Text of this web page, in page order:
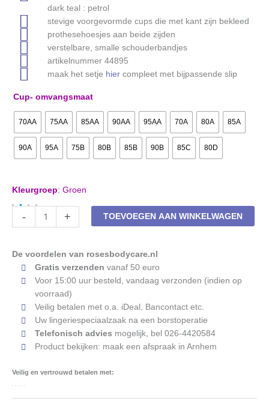
dark teal : petrol
stevige voorgevormde cups die met kant zijn bekleed
prothesehoesjes aan beide zijden
verstelbare, smalle schouderbandjes
artikelnummer 44895
maak het setje hiercompleet met bijpassende slip
Cup- omvangsmaat
70AA 75AA 85AA 90AA 95AA 70A 80A 85A
90A 95A 75B 80B 85B 90B 85C 80D
Kleurgroep: Groen
-
Voorgevormde
prothese-
Amoena
Karolina
44895
teal
aantal
+ TOEVOEGEN AAN WINKELWAGEN
De voordelen van rosesbodycare.nl
Gratis verzenden vanaf 50 euro
Voor 15:00 uur besteld, vandaag verzonden (indien op
voorraad)
Veilig betalen met o.a. iDeal, Bancontact etc.
Uw lingeriespeciaalzaak na een borstoperatie
Telefonisch advies mogelijk, bel 026-4420584
Product bekijken: maak een afspraak in Arnhem
Veilig en vertrouwd betalen met: